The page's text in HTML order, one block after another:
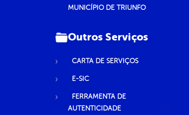
MUNICÍPIO DE TRIUNFO
Outros Serviços
CARTA DE SERVIÇOS
E-SIC
FERRAMENTA DE
AUTENTICIDADE